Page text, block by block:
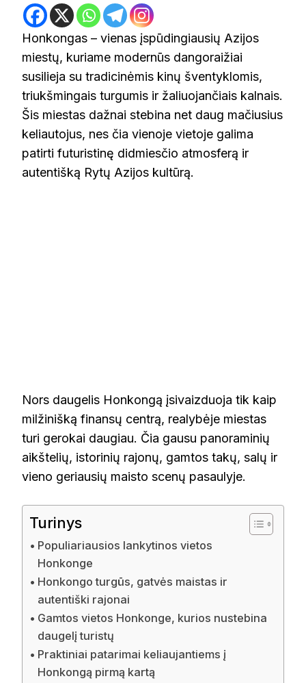
Honkongas – vienas įspūdingiausių Azijos
miestų, kuriame modernūs dangoraižiai
susilieja su tradicinėmis kinų šventyklomis,
triukšmingais turgumis ir žaliuojančiais kalnais.
Šis miestas dažnai stebina net daug mačiusius
keliautojus, nes čia vienoje vietoje galima
patirti futuristinę didmiesčio atmosferą ir
autentišką Rytų Azijos kultūrą.
Nors daugelis Honkongą įsivaizduoja tik kaip
milžinišką finansų centrą, realybėje miestas
turi gerokai daugiau. Čia gausu panoraminių
aikštelių, istorinių rajonų, gamtos takų, salų ir
vieno geriausių maisto scenų pasaulyje.
Turinys
Populiariausios lankytinos vietos
Honkonge
Honkongo turgūs, gatvės maistas ir
autentiški rajonai
Gamtos vietos Honkonge, kurios nustebina
daugelį turistų
Praktiniai patarimai keliaujantiems į
Honkongą pirmą kartą